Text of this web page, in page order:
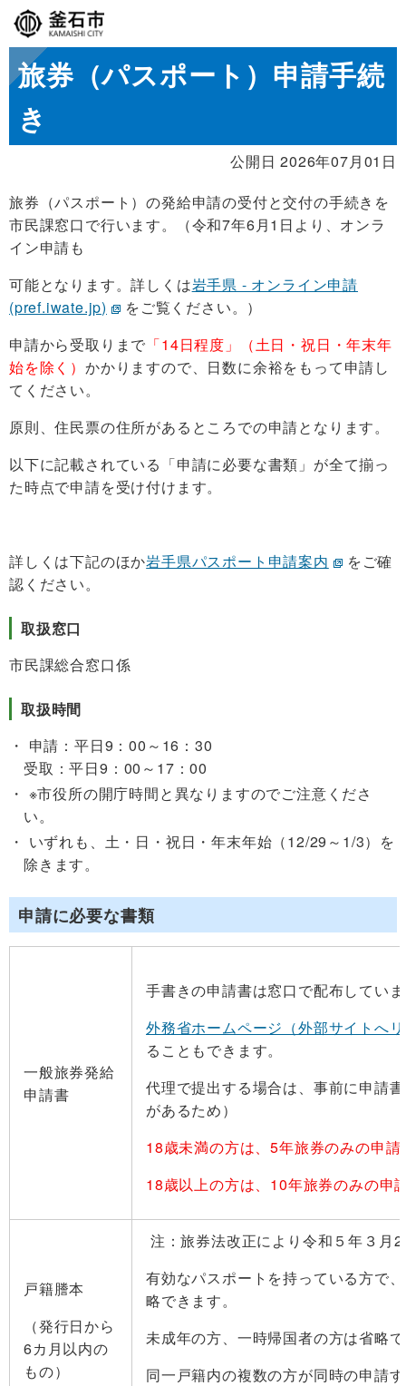
旅券（パスポート）申請手続
き
公開日 2026年07月01日
旅券（パスポート）の発給申請の受付と交付の手続きを
市民課窓口で行います。（令和7年6月1日より、オンラ
イン申請も
可能となります。詳しくは岩手県 - オンライン申請
(pref.iwate.jp)
をご覧ください。）
申請から受取りまで 「14日程度」（土日・祝日・年末年
始を除く） かかりますので、日数に余裕をもって申請し
てください。
原則、住民票の住所があるところでの申請となります。
以下に記載されている「申請に必要な書類」が全て揃っ
た時点で申請を受け付けます。
詳しくは下記のほか岩手県パスポート申請案内
をご確
認ください。
取扱窓口
市民課総合窓口係
取扱時間
申請：平日9：00～16：30
受取：平日9：00～17：00
※市役所の開庁時間と異なりますのでご注意くださ
い。
いずれも、土・日・祝日・年末年始（12/29～1/3）を
除きます。
申請に必要な書類
一般旅券発給
申請書
手書きの申請書は窓口で配布してい
外務省ホームページ（外部サイトへ
ることもできます。
代理で提出する場合は、事前に申請
があるため）
18歳未満の方は、5年旅券のみの申
18歳以上の方は、10年旅券のみの申
戸籍謄本
（発行日から
6カ月以内の
もの）
注：旅券法改正により令和５年３月
有効なパスポートを持っている方で
略できます。
未成年の方、一時帰国者の方は省略
同一戸籍内の複数の方が同時の申請